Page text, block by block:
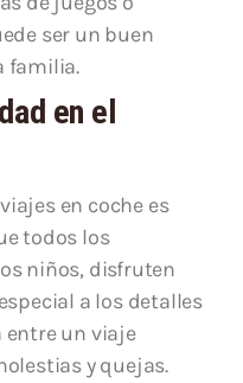
ser un buen
familia.
en el
en coche es
todos los
niños, disfruten
a los detalles
entre un viaje
y quejas.